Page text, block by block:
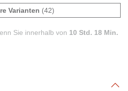
Varianten (42)
Sie innerhalb von 10 Std. 18 Min.